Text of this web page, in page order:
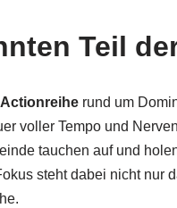
Teil
Actionreihe rund um
voller Tempo und
tauchen auf und
steht dabei nicht nur